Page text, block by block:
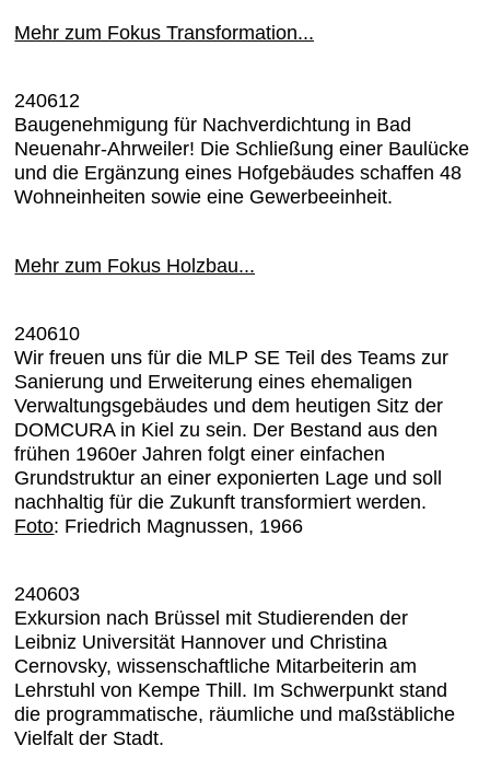
Mehr zum Fokus Transformation...
240612
Baugenehmigung für Nachverdichtung in Bad
Neuenahr-Ahrweiler! Die Schließung einer Baulücke
und die Ergänzung eines Hofgebäudes schaffen 48
Wohneinheiten sowie eine Gewerbeeinheit.
Mehr zum Fokus Holzbau...
240610
Wir freuen uns für die MLP SE Teil des Teams zur
Sanierung und Erweiterung eines ehemaligen
Verwaltungsgebäudes und dem heutigen Sitz der
DOMCURA in Kiel zu sein. Der Bestand aus den
frühen 1960er Jahren folgt einer einfachen
Grundstruktur an einer exponierten Lage und soll
nachhaltig für die Zukunft transformiert werden.
Foto: Friedrich Magnussen, 1966
240603
Exkursion nach Brüssel mit Studierenden der
Leibniz Universität Hannover und Christina
Cernovsky, wissenschaftliche Mitarbeiterin am
Lehrstuhl von Kempe Thill. Im Schwerpunkt stand
die programmatische, räumliche und maßstäbliche
Vielfalt der Stadt.